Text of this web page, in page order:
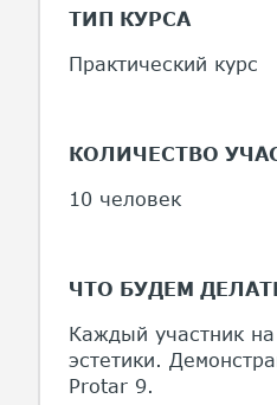
ТИП КУРСА
Практический курс
КОЛИЧЕСТВО
10 человек
ЧТО БУДЕМ
Каждый участник
эстетики.
Protar 9.